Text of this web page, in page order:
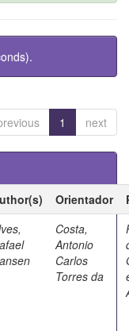
1 next
Orientador
Costa,
Antonio
Carlos
Torres da